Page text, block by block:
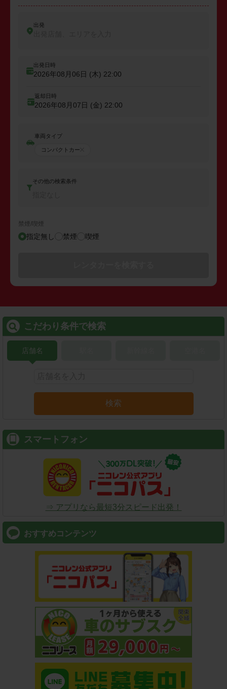
出発
出発日時
2026年08月06日 (木) 22:00
返却日時
2026年08月07日 (金) 22:00
車両タイプ
コンパクトカー
その他の検索条件
禁煙/喫煙
指定無し 禁煙 喫煙
こだわり条件で検索
店舗名
検索
スマートフォン
⇒ アプリなら最短3分スピード出発！
おすすめコンテンツ